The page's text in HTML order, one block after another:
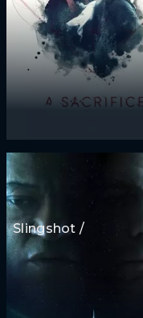
Slingshot /